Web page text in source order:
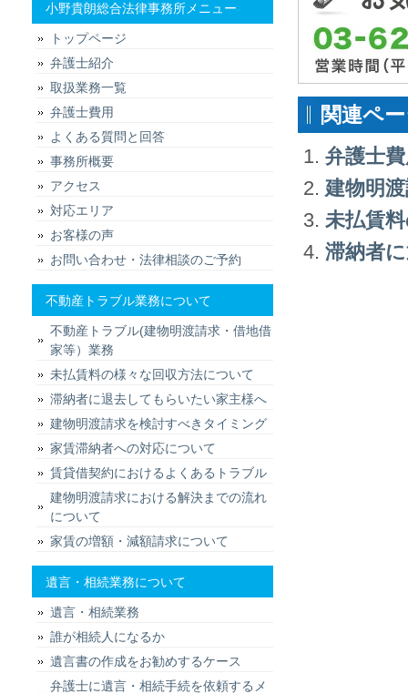
関連ペ
弁護士
建物明
未払賃
滞納者
小野貴朗総合法律事務所メニュー
トップページ
弁護士紹介
取扱業務一覧
弁護士費用
よくある質問と回答
事務所概要
アクセス
対応エリア
お客様の声
お問い合わせ・法律相談のご予約
不動産トラブル業務について
不動産トラブル(建物明渡請求・借地借
家等）業務
未払賃料の様々な回収方法について
滞納者に退去してもらいたい家主様へ
建物明渡請求を検討すべきタイミング
家賃滞納者への対応について
賃貸借契約におけるよくあるトラブル
建物明渡請求における解決までの流れ
について
家賃の増額・減額請求について
遺言・相続業務について
遺言・相続業務
誰が相続人になるか
遺言書の作成をお勧めするケース
弁護士に遺言・相続手続を依頼するメ